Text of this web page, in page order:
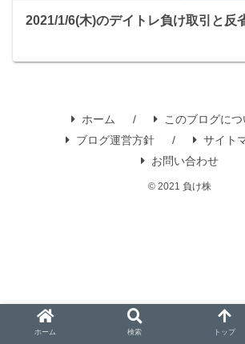
2021/1/6(木)のデイトレ負け取引と反
ホーム
このブログにつ
ブログ運営方針
サイト
お問い合わせ
© 2021 負け株
ホーム 検索 トップ